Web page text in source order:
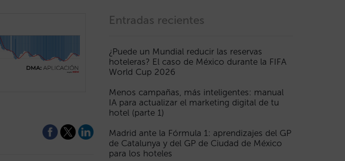
Entradas recientes
¿Puede un Mundial reducir las reservas
hoteleras? El caso de México durante la FIFA
World Cup 2026
Menos campañas, más inteligentes: manual
IA para actualizar el marketing digital de tu
hotel (parte 1)
Madrid ante la Fórmula 1: aprendizajes del GP
de Catalunya y del GP de Ciudad de México
para los hoteles